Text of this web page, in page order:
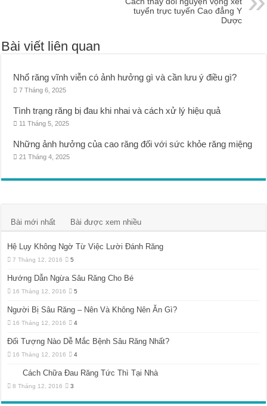
tuyển trực tuyến Cao đẳng Y
Dược
Bài viết liên quan
Nhổ răng vĩnh viễn có ảnh hưởng gì và cần lưu ý điều gì?
7 Tháng 6, 2025
Tình trạng răng bị đau khi nhai và cách xử lý hiệu quả
11 Tháng 5, 2025
Những ảnh hưởng của cao răng đối với sức khỏe răng miệng
21 Tháng 4, 2025
Bài mới nhất Bài được xem nhiều
Hệ Lụy Không Ngờ Từ Việc Lười Đánh Răng
7 Tháng 12, 2016 5
Hướng Dẫn Ngừa Sâu Răng Cho Bé
16 Tháng 12, 2016 5
Người Bị Sâu Răng – Nên Và Không Nên Ăn Gì?
16 Tháng 12, 2016 4
Đối Tượng Nào Dễ Mắc Bệnh Sâu Răng Nhất?
16 Tháng 12, 2016 4
Cách Chữa Đau Răng Tức Thì Tại Nhà
8 Tháng 12, 2016 3